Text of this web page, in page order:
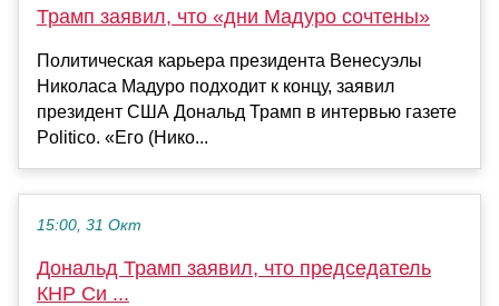
Трамп заявил, что «дни Мадуро сочтены»
Политическая карьера президента Венесуэлы
Николаса Мадуро подходит к концу, заявил
президент США Дональд Трамп в интервью газете
Politico. «Его (Нико...
15:00, 31 Окт
Дональд Трамп заявил, что председатель
КНР Си ...